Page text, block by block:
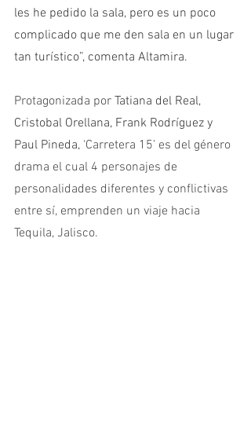
les he pedido la sala, pero es un poco
complicado que me den sala en un lugar
tan turístico”, comenta Altamira.
Protagonizada por Tatiana del Real,
Cristobal Orellana, Frank Rodríguez y
Paul Pineda, ‘Carretera 15’ es del género
drama el cual 4 personajes de
personalidades diferentes y conflictivas
entre sí, emprenden un viaje hacia
Tequila, Jalisco.